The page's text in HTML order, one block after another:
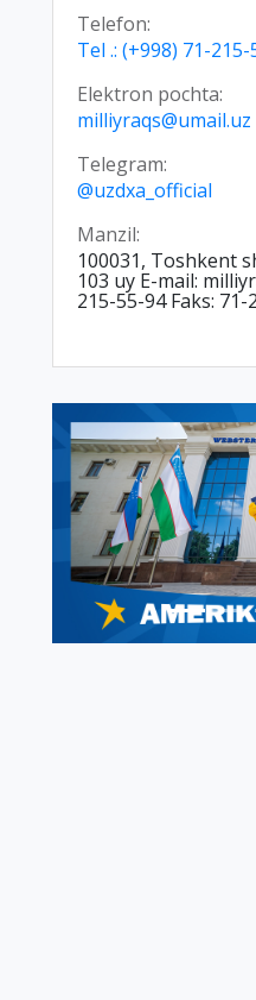
Telefon:
Tel .: (+998) 71-
Elektron pochta:
milliyraqs@umail.uz
Telegram:
@uzdxa_official
Manzil:
100031, Toshkent
103 uy E-mail:
215-55-94 Faks: 71-